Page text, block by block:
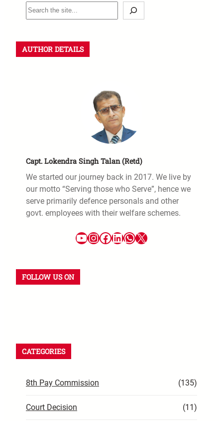
AUTHOR DETAILS
Capt. Lokendra Singh Talan (Retd)
We started our journey back in 2017. We live by
our motto “Serving those who Serve”, hence we
serve primarily defence personals and other
govt. employees with their welfare schemes.
FOLLOW US ON
CATEGORIES
8th Pay Commission (135)
Court Decision (11)